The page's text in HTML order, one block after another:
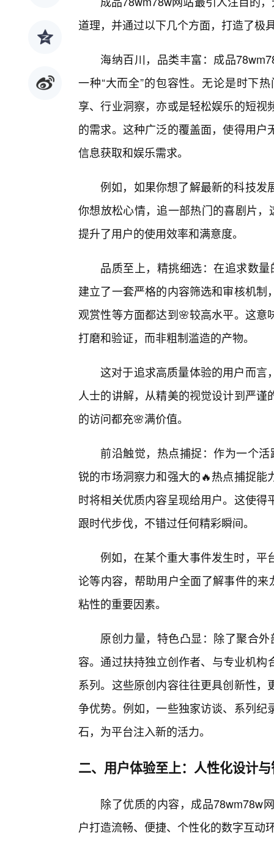
道理，并通过以下几个方面，打造了极
海纳百川，品类丰富：成品
一种“大而全”的包容性。无论是时下
享、行业洞察，亦或是轻松娱乐的短
的需求。这种广泛的覆盖面，使得用
信息获取和娱乐需求。
例如，如果你想了解最新的科技发
你想放松心情，追一部热门的喜剧片
提升了用户的使用效率和满意度。
品质至上，精挑细选：在追求数
建立了一套严格的内容筛选和审核机
观赏性等方面都达到🌸较高水平。这
打磨和验证，而非粗制滥造的产物。
这对于追求高质量体验的用户而言
人士的讲解，从精美的视觉设计到严
的访问都充🌸满价值。
前沿触觉，热点捕捉：作为一个
锐的市场洞察力和强大的🔥热点捕捉
时将相关优质内容呈现给用户。这使
跟时代步伐，不错过任何精彩瞬间。
例如，在某个重大事件发生时，平
论等内容，帮助用户全面了解事件的
粘性的重要因素。
原创力量，特色凸显：除了聚合
容。通过扶持独立创作者、与专业机
系列。这些原创内容往往更具创新性
争优势。例如，一些独家访谈、系列
石，为平台注入新的活力。
二、用户体验至上：人性化设计
除了优质的内容，成品78wm78w
户打造流畅、便捷、个性化的数字互动